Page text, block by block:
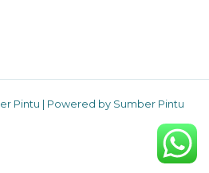
Pintu | Powered by Sumber Pintu